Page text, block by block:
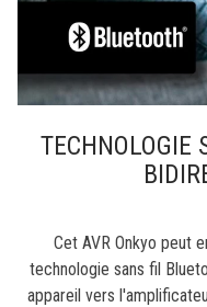
TECHNOLOGIE
Cet AVR Onkyo peut
technologie sans fil
appareil vers